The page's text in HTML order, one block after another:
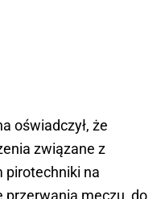
oświadczył, że
związane z
pirotechniki na
przerwania meczu, do